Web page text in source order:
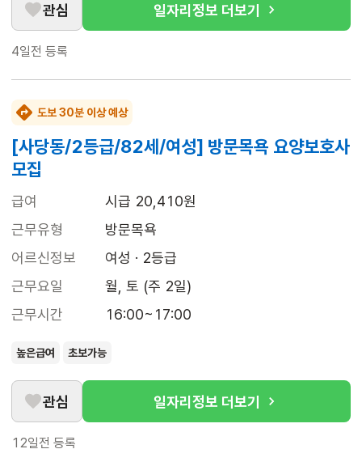
관심 일자리정보 더보기
4일전 등록
도보 30분 이상 예상
[사당동/2등급/82세/여성] 방문목욕 요양보호사
모집
급여
시급 20,410원
근무유형
방문목욕
어르신정보
여성 · 2등급
근무요일
월, 토 (주 2일)
근무시간
16:00~17:00
높은급여 초보가능
관심 일자리정보 더보기
12일전 등록